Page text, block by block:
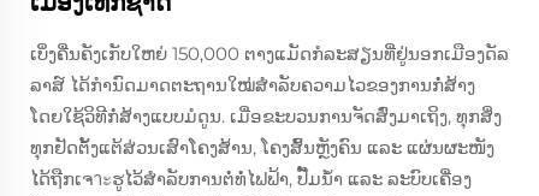
ເບິ່ງຄື່ນຄັງເກັບໃຫຍ່ 150,000 ຕາງແມັດກໍລະສຽນທີ່ຢູ່ນອກເມືອງດັລ
ລາສ໌ ໄດ້ກຳນົດມາດຕະຖານໃໝ່ສຳລັບຄວາມໄວຂອງການກໍ່ສ້າງ
ໂດຍໃຊ້ວິທີກໍ່ສ້າງແບບມໍດູນ. ເມື່ອຂະບວນການຈັດສົ່ງມາເຖິງ, ທຸກສິ່ງ
ທຸກຢັດຕັ້ງແຕ້ສ່ວນເສົາໂຄງສ້ານ, ໂຄງສົ້ນຫຼັງຄົນ ແລະ ແຜ່ນຜະໜັງ
ໄດ້ຖືກເຈาะຮູໄວ້ສຳລັບການຕໍ່ທໍ່ໄຟຟ້າ, ປັ໊ມນ້ຳ ແລະ ລະບົບເຄື່ອງ